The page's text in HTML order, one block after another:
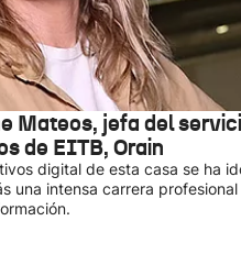
Mateos, jefa del
de EITB, Orain
digital de esta casa se ha
una intensa carrera